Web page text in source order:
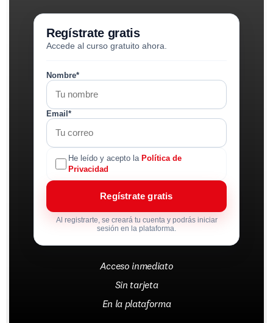
Regístrate gratis
Accede al curso gratuito ahora.
Nombre*
Email*
He leído y acepto la Política de
Privacidad
Regístrate gratis
Al registrarte, se creará tu cuenta y podrás iniciar
sesión en la plataforma.
Acceso inmediato
Sin tarjeta
En la plataforma